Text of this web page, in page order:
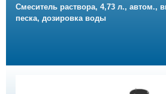
Смеситель раствора, 4,73 л., автом.,
песка, дозировка воды